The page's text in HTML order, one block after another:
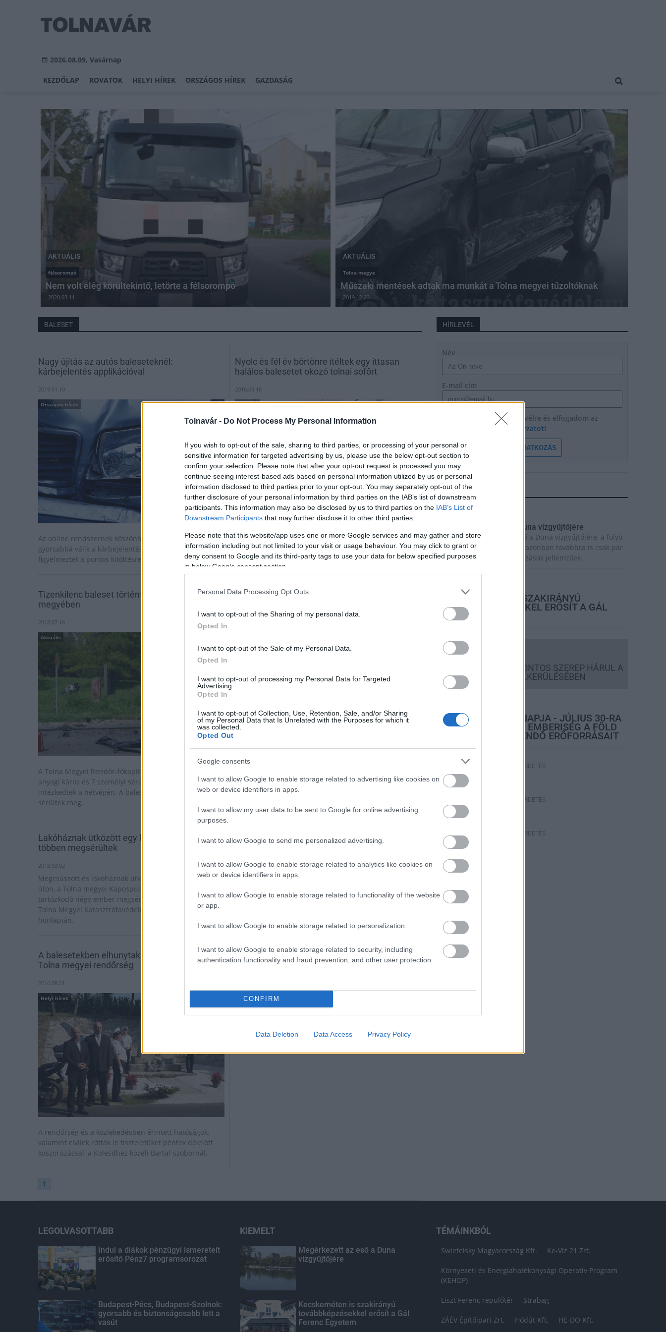
Tolnavár - Do Not Process My Personal Information
If you wish to opt-out of the sale, sharing to third parties, or processing of your personal or
sensitive information for targeted advertising by us, please use the below opt-out section to
confirm your selection. Please note that after your opt-out request is processed you may
continue seeing interest-based ads based on personal information utilized by us or personal
information disclosed to third parties prior to your opt-out. You may separately opt-out of the
further disclosure of your personal information by third parties on the IAB’s list of downstream
participants. This information may also be disclosed by us to third parties on the IAB’s List of
Downstream Participants that may further disclose it to other third parties.
Please note that this website/app uses one or more Google services and may gather and store
information including but not limited to your visit or usage behaviour. You may click to grant or
deny consent to Google and its third-party tags to use your data for below specified purposes
in below Google consent section.
Personal Data Processing Opt Outs
I want to opt-out of the Sharing of my personal data.
Opted In
I want to opt-out of the Sale of my Personal Data.
Opted In
I want to opt-out of processing my Personal Data for Targeted
Advertising.
Opted In
I want to opt-out of Collection, Use, Retention, Sale, and/or Sharing
of my Personal Data that Is Unrelated with the Purposes for which it
was collected.
Opted Out
Google consents
I want to allow Google to enable storage related to advertising like cookies on
web or device identifiers in apps.
I want to allow my user data to be sent to Google for online advertising
purposes.
I want to allow Google to send me personalized advertising.
I want to allow Google to enable storage related to analytics like cookies on
web or device identifiers in apps.
I want to allow Google to enable storage related to functionality of the website
or app.
I want to allow Google to enable storage related to personalization.
I want to allow Google to enable storage related to security, including
authentication functionality and fraud prevention, and other user protection.
CONFIRM
Data Deletion Data Access Privacy Policy
2026.08.09, Vasárnap
KEZDŐLAP ROVATOK HELYI HÍREK ORSZÁGOS HÍREK GAZDASÁG
AKTUÁLIS
félsorompó
Nem volt elég körültekintő, letörte a félsorompó
2020.03.11
AKTUÁLIS
Tolna megye
Műszaki mentések adtak ma munkát a Tolna megyei tűzoltóknak
2019.12.23
BALESET
Nagy újítás az autós baleseteknél:
kárbejelentés applikációval
2019.01.10
Országos hírek
Az online rendszernek köszönhetően egyszerűbbé és
gyorsabbá válik a kárbejelentési ügyintézés, amely
figyelmeztet a pontos kitöltésre is.
Tizenkilenc baleset történt a hétvégén Tolna
megyében
2018.07.16
Aktuális
A Tolna Megyei Rendőr-főkapitányság helyszínelői 12
anyagi káros és 7 személyi sérüléses baleset helyszínén
intézkedtek a hétvégén. A balesetekben tizenketten
sérültek meg.
Lakóháznak ütközött egy kamion Kapospulán,
többen megsérültek
2018.03.02
Megcsúszott és lakóháznak ütközött egy kamion a 61-es
úton, a Tolna megyei Kapospulán, az épületben
tartózkodó négy ember megsérült - közölte pénteken a
Tolna Megyei Katasztrófavédelmi Igazgatóság a
honlapján.
A balesetekben elhunytakra emlékezett a
Tolna megyei rendőrség
2016.08.21
Helyi hírek
A rendőrség és a közlekedésben érintett hatóságok,
valamint civilek rótták le tiszteletüket péntek délelőtt
koszorúzással, a Kölesdhez közeli Bartal-szobornál.
Nyolc és fél év börtönre ítéltek egy ittasan
halálos balesetet okozó tolnai sofőrt
2018.09.18
Aktuális
Jogerősen nyolc és fél év börtönbüntetésre ítélt a Pécsi
Ítélőtábla kedden egy Tolna megyei férfit, aki 2015-ben
ittasan és kábítószer hatása alatt halálos balesetet
okozott, 2016-ban pedig szintén részegen úgy megütött
Nem adott elsőbbséget a jármű vezetője
Aktuális
Tíz baleset történt a hétvégén Tolna megyében.
Értékelték a közlekedésbiztonságot Nógrádban
1
HÍRLEVÉL
Név
E-mail cím
Feliratkozom a hírlevélre és elfogadom az
adatvédelmi szabályzatot!
FELIRATKOZÁS
LEGFRISSEBB
Megérkezett az eső a Duna vízgyűjtőjére
Megérkezett a rég várt eső a Duna vízgyűjtőjére, a folyó
magyarországi szakaszán azonban továbbra is csak pár
centiméteres vízszintváltozások jellemzőek.
KECSKEMÉTEN IS SZAKIRÁNYÚ
TOVÁBBKÉPZÉSEKKEL ERŐSÍT A GÁL
FERENC EGYETEM
Országos hírek
A LAKOSSÁGRA IS FONTOS SZEREP HÁRUL A
SZÚNYOGINVÁZIÓ ELKERÜLÉSÉBEN
TÚLFOGYASZTÁS NAPJA - JÚLIUS 30-RA
FELHASZNÁLTA AZ EMBERISÉG A FÖLD
EGÉSZ ÉVRE ELEGENDŐ ERŐFORRÁSAIT
HIRDETÉS
HIRDETÉS
HIRDETÉS
LEGOLVASOTTABB
Indul a diákok pénzügyi ismereteit
erősítő Pénz7 programsorozat
Budapest-Pécs, Budapest-Szolnok:
gyorsabb és biztonságosabb lett a
vasút
KIEMELT
Megérkezett az eső a Duna
vízgyűjtőjére
Kecskeméten is szakirányú
továbbképzésekkel erősít a Gál
Ferenc Egyetem
TÉMÁINKBÓL
Swietelsky Magyarország Kft. Ke-Víz 21 Zrt.
Környezeti és Energiahatékonysági Operatív Program
(KEHOP)
Liszt Ferenc repülőtér Strabag
ZÁÉV Építőipari Zrt. Hódút Kft. HE-DO Kft.